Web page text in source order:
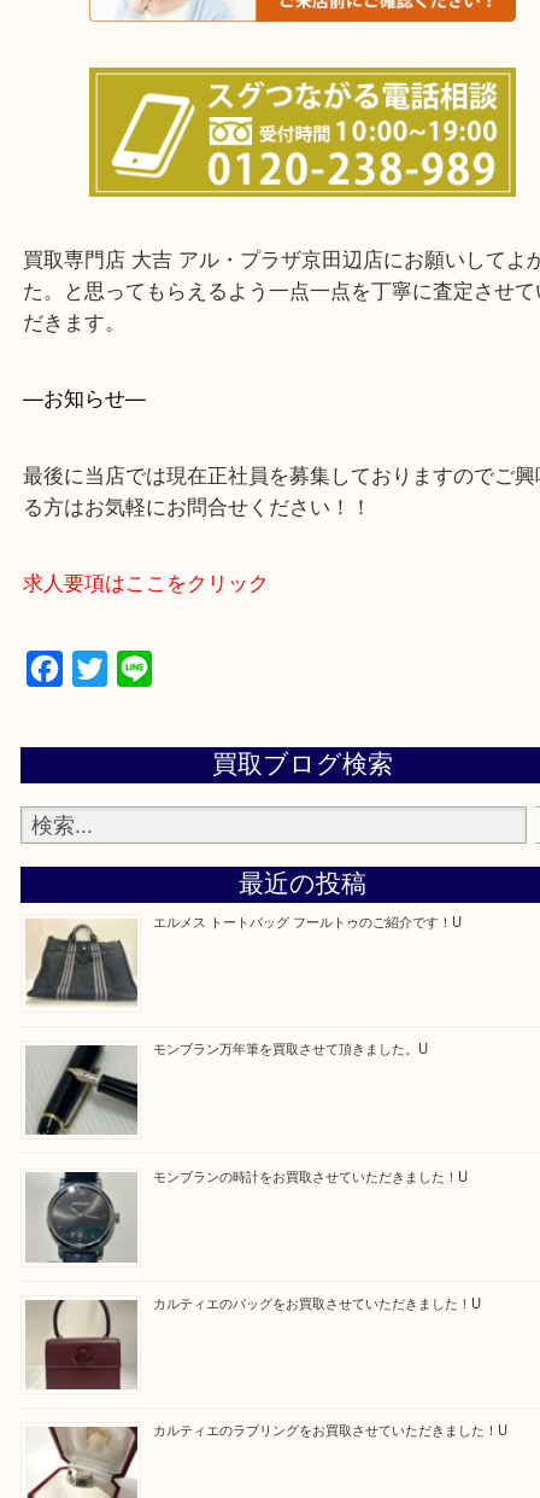
上記に記載がないエリアでもご相談ください。
・ご来店前に確認しておきたい！という方はお気軽
をください。
た。と思ってもらえるよう一点一点を丁寧に査定
だきます。
最後に当店では現在正社員を募集しておりますので
る方はお気軽にお問合せください！！
求人要項はここをクリック
Facebook
Twitter
Line